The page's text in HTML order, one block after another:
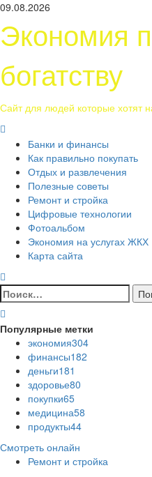
Перейти
содержимому
09.08.2026
Экономия
богатству
Сайт для людей которые хотят
менюБанки и финансы
Как правильно покупать
Отдых и развлечения
Полезные советы
Ремонт и стройка
Цифровые технологии
Фотоальбом
Экономия на услугах ЖКХ
Карта сайта
Найти:
Популярные метки
экономия304
финансы182
деньги181
здоровье80
покупки65
медицина58
продукты44
Смотреть онлайн
Ремонт и стройка